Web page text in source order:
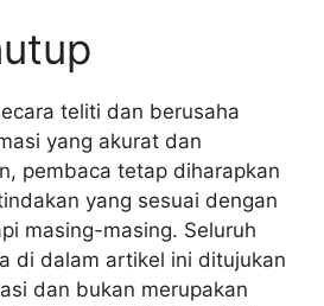
teliti dan berusaha
yang akurat dan
pembaca tetap diharapkan
yang sesuai dengan
masing-masing. Seluruh
di dalam artikel ini ditujukan
dan bukan merupakan